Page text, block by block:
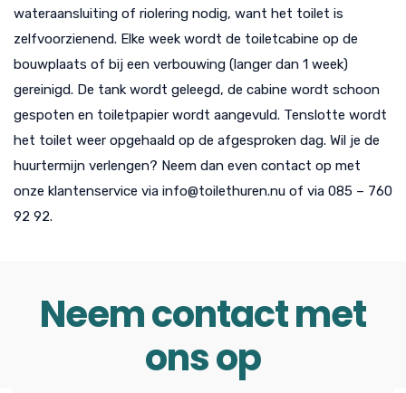
wateraansluiting of riolering nodig, want het toilet is
zelfvoorzienend. Elke week wordt de toiletcabine op de
bouwplaats of bij een verbouwing (langer dan 1 week)
gereinigd. De tank wordt geleegd, de cabine wordt schoon
gespoten en toiletpapier wordt aangevuld. Tenslotte wordt
het toilet weer opgehaald op de afgesproken dag. Wil je de
huurtermijn verlengen? Neem dan even contact op met
onze klantenservice via info@toilethuren.nu of via 085 – 760
92 92.
Neem contact met
ons op